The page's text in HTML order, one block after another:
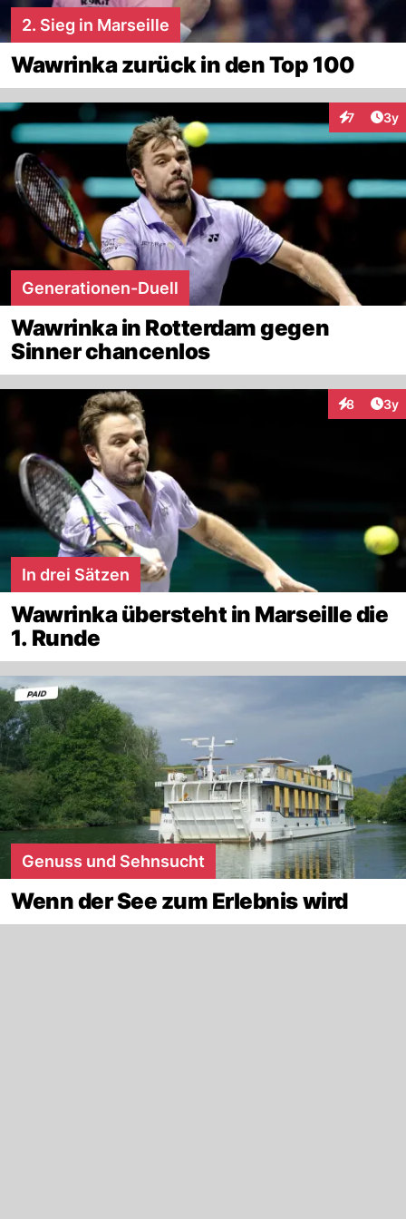
2. Sieg in Marseille
Wawrinka zurück in den Top 100
7 3y
Generationen-Duell
Wawrinka in Rotterdam gegen
Sinner chancenlos
8 3y
In drei Sätzen
Wawrinka übersteht in Marseille die
1. Runde
Genuss und Sehnsucht
Wenn der See zum Erlebnis wird